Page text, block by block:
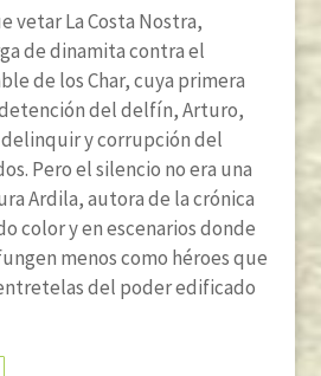
vetar La Costa Nostra,
de dinamita contra el
de los Char, cuya primera
del delfín, Arturo,
y corrupción del
Pero el silencio no era una
Ardila, autora de la crónica
color y en escenarios donde
menos como héroes que
del poder edificado